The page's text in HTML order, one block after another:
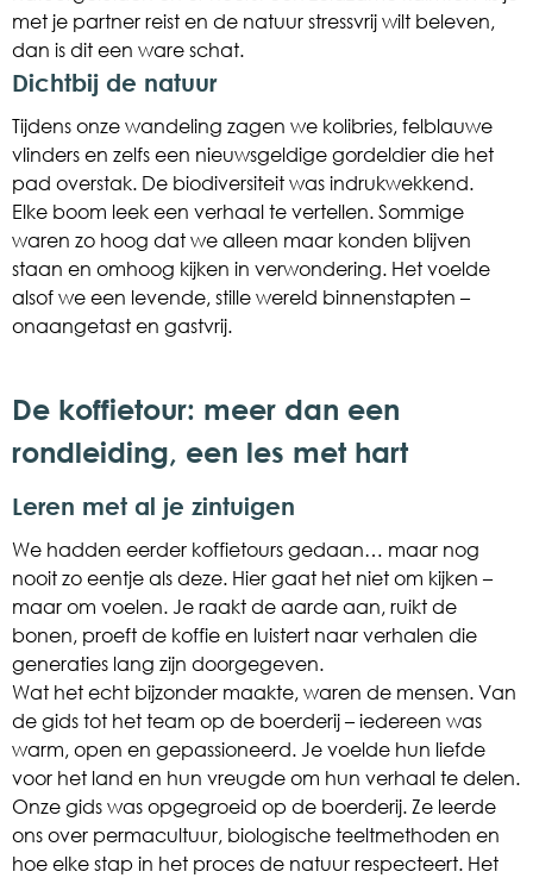
met je partner reist en de natuur stressvrij wilt beleven,
dan is dit een ware schat.
Dichtbij de natuur
Tijdens onze wandeling zagen we kolibries, felblauwe
vlinders en zelfs een nieuwsgeldige gordeldier die het
pad overstak. De biodiversiteit was indrukwekkend.
Elke boom leek een verhaal te vertellen. Sommige
waren zo hoog dat we alleen maar konden blijven
staan en omhoog kijken in verwondering. Het voelde
alsof we een levende, stille wereld binnenstapten –
onaangetast en gastvrij.
De koffietour: meer dan een
rondleiding, een les met hart
Leren met al je zintuigen
We hadden eerder koffietours gedaan… maar nog
nooit zo eentje als deze. Hier gaat het niet om kijken –
maar om voelen. Je raakt de aarde aan, ruikt de
bonen, proeft de koffie en luistert naar verhalen die
generaties lang zijn doorgegeven.
Wat het echt bijzonder maakte, waren de mensen. Van
de gids tot het team op de boerderij – iedereen was
warm, open en gepassioneerd. Je voelde hun liefde
voor het land en hun vreugde om hun verhaal te delen.
Onze gids was opgegroeid op de boerderij. Ze leerde
ons over permacultuur, biologische teeltmethoden en
hoe elke stap in het proces de natuur respecteert. Het